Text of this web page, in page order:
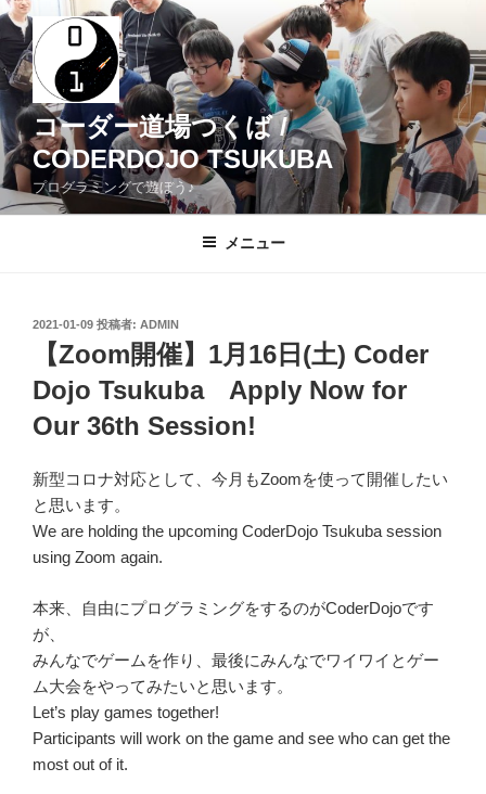
コ
ン
テ
ン
ツ
へ
ス
キ
ッ
コーダー道場つくば /
CODERDOJO TSUKUBA
プログラミングで遊ぼう♪
メニュー
投
2021-01-09 投稿者: ADMIN
【Zoom開催】1月16日(土) Coder
Dojo Tsukuba Apply Now for
Our 36th Session!
新型コロナ対応として、今月もZoomを使って開催したい
と思います。
We are holding the upcoming CoderDojo Tsukuba session
using Zoom again.
本来、自由にプログラミングをするのがCoderDojoです
が、
みんなでゲームを作り、最後にみんなでワイワイとゲー
ム大会をやってみたいと思います。
Let’s play games together!
Participants will work on the game and see who can get the
most out of it.